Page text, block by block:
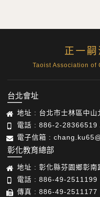
正一
Taoist Association of
台北會址
地址 : 台北市士林區中
電話 : 886-2-28366519
電子信箱 :
彰化教育總部
地址 : 彰化縣芬園鄉彰南
電話 : 886-49-2511199
傳真 : 886-49-2511177